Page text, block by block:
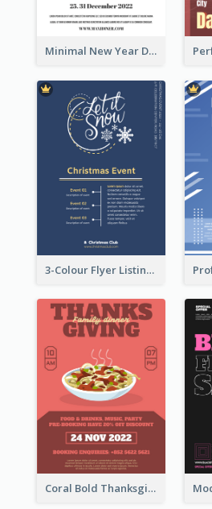
Minimal New Year Dinning Promotion Design Idea
3-Colour Flyer Listing Christmas Activities
Coral Bold Thanksgiving Dinner Promotion Flyer